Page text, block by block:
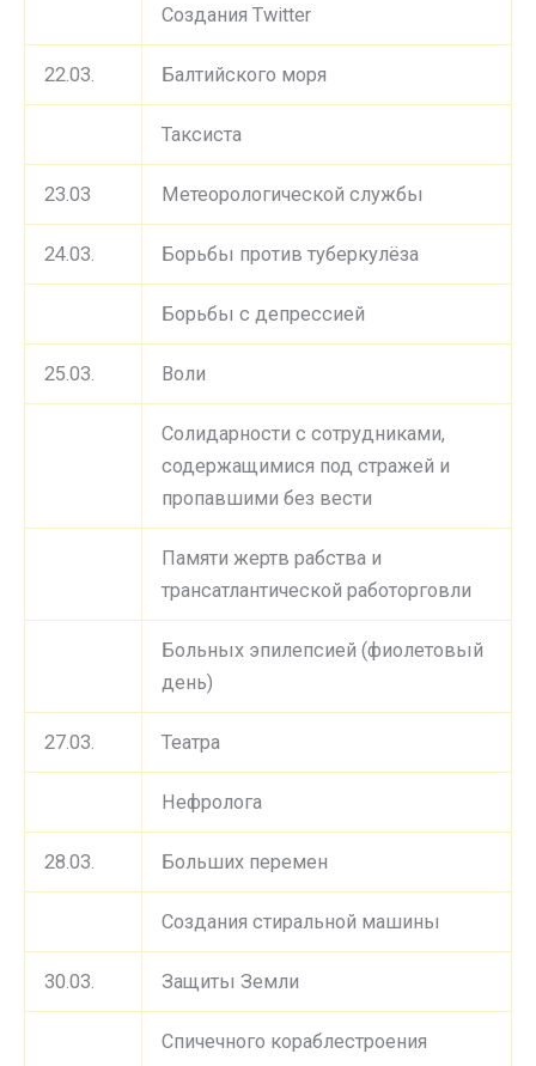
Создания Twitter
22.03. Балтийского моря
Таксиста
23.03 Метеорологической службы
24.03. Борьбы против туберкулёза
Борьбы с депрессией
25.03. Воли
Солидарности с сотрудниками,
содержащимися под стражей и
пропавшими без вести
Памяти жертв рабства и
трансатлантической работорговли
Больных эпилепсией (фиолетовый
день)
27.03. Театра
Нефролога
28.03. Больших перемен
Создания стиральной машины
30.03. Защиты Земли
Спичечного кораблестроения